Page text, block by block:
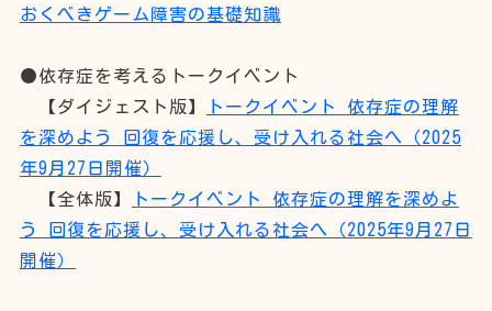
おくべきゲーム障害の基礎知識
●依存症を考えるトークイベント
【ダイジェスト版】
トークイベント 依存症の理解
を深めよう 回復を応援し、受け入れる社会へ（2025
年9月27日開催）
【全体版】
トークイベント 依存症の理解を深めよ
う 回復を応援し、受け入れる社会へ（2025年9月27日
開催）